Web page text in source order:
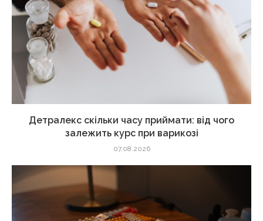
Детралекс скільки часу приймати: від чого
залежить курс при варикозі
07.08.2026